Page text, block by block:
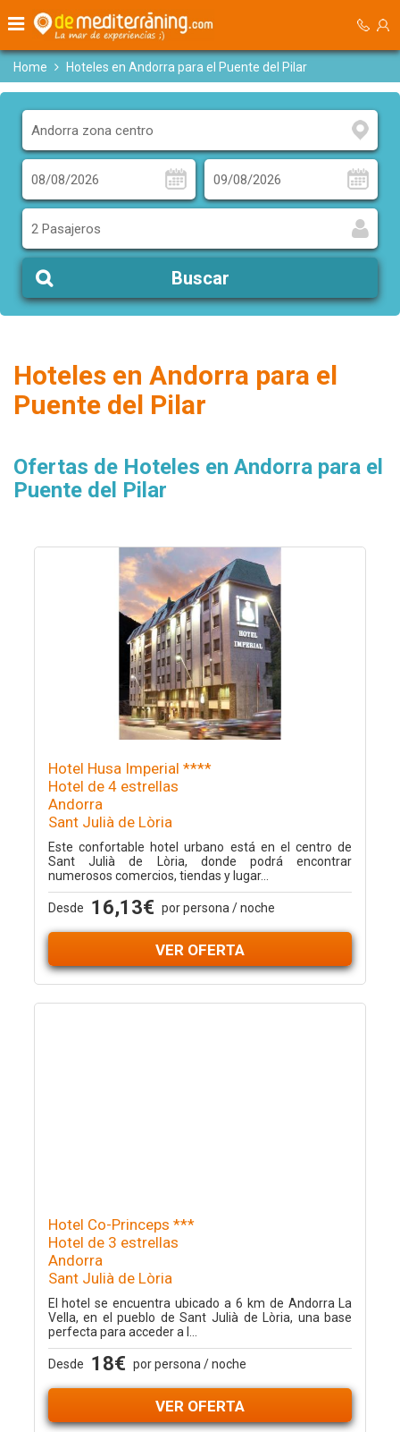
Home Hoteles en Andorra para el Puente del Pilar
2 Pasajeros
Buscar
Hoteles en Andorra para el
Puente del Pilar
Ofertas de Hoteles en Andorra para el
Puente del Pilar
Hotel Husa Imperial ****
Hotel de 4 estrellas
Andorra
Sant Julià de Lòria
Este confortable hotel urbano está en el centro de
Sant Julià de Lòria, donde podrá encontrar
numerosos comercios, tiendas y lugar...
Desde 16,13€ por persona / noche
VER OFERTA
Hotel Co-Princeps ***
Hotel de 3 estrellas
Andorra
Sant Julià de Lòria
El hotel se encuentra ubicado a 6 km de Andorra La
Vella, en el pueblo de Sant Julià de Lòria, una base
perfecta para acceder a l...
Desde 18€ por persona / noche
VER OFERTA